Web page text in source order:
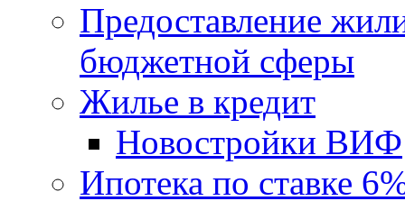
Предоставление
бюджетной сферы
Жилье в кредит
Новостройки ВИФ
Ипотека по ставке